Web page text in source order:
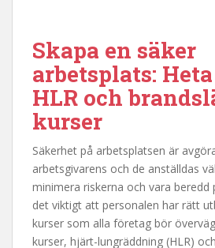
Skapa en säker
arbetsplats:
HLR och
kurser
Säkerhet på arbetsplatsen är
arbetsgivarens och de anställdas
minimera riskerna och vara
det viktigt att personalen har rätt
kurser som alla företag bör
kurser, hjärt-lungräddning (HLR)